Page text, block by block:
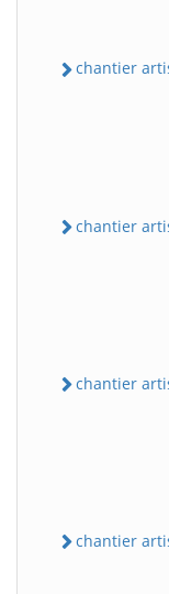
chantier
chantier
chantier
chantier